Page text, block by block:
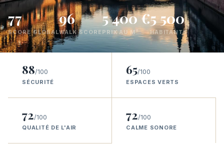
77
SCORE GLOBAL
96
WALK SCORE
5 400 €
PRIX AU M²
5 500
HABITANTS
88/100
SÉCURITÉ
65/100
ESPACES VERTS
72/100
QUALITÉ DE L'AIR
72/100
CALME SONORE